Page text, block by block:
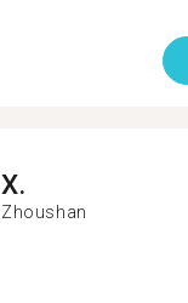
X.
Zhoushan